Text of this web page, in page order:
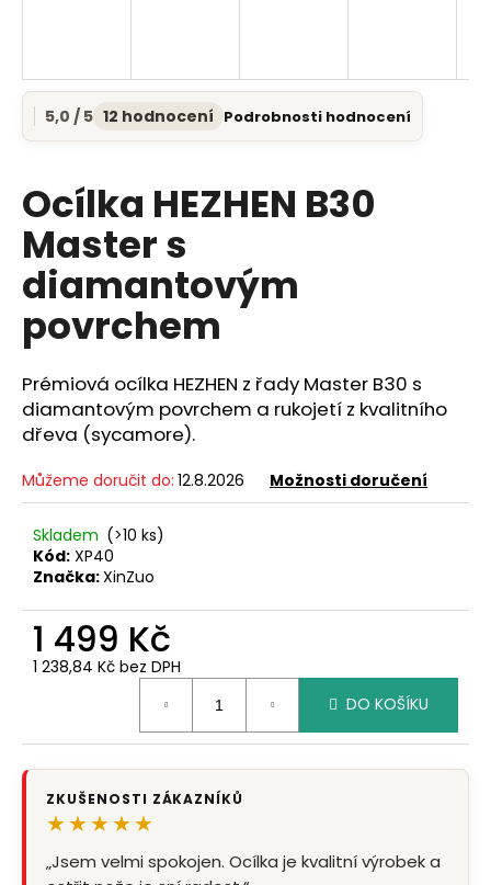
Průměrné
hodnocení
je
5,0
5
hvězdiček.
5,0 / 5 12 hodnocení Podrobnosti hodnocení
Ocílka HEZHEN B30
Master s
diamantovým
povrchem
Prémiová ocílka HEZHEN z řady Master B30 s
diamantovým povrchem a rukojetí z kvalitního
dřeva (sycamore).
Můžeme doručit do: 12.8.2026 Možnosti doručení
Skladem (>10 ks)
Kód: XP40
Značka:XinZuo
1 499 Kč
1 238,84 Kč bez DPH
DO KOŠÍKU
ZKUŠENOSTI ZÁKAZNÍKŮ
★★★★★
„Jsem velmi spokojen. Ocílka je kvalitní výrobek a
í
?
D
o
p
o
r
u
č
e
m
e